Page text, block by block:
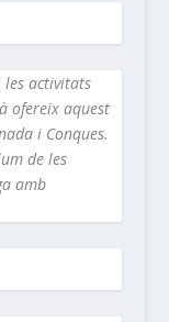
activitats
ofereix aquest
i Conques.
de les
amb